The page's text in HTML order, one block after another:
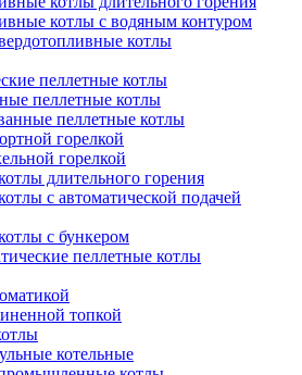
котлы с водяным контуром
котлы
пеллетные котлы
пеллетные котлы
пеллетные котлы
горелкой
горелкой
длительного горения
с автоматической подачей
с бункером
пеллетные котлы
топкой
котельные